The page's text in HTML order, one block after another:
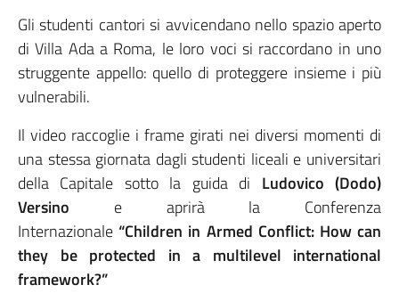
Gli studenti cantori si avvicendano nello spazio aperto
di Villa Ada a Roma, le loro voci si raccordano in uno
struggente appello: quello di proteggere insieme i più
vulnerabili.
Il video raccoglie i frame girati nei diversi momenti di
una stessa giornata dagli studenti liceali e universitari
della Capitale sotto la guida di Ludovico (Dodo)
Versino e aprirà la Conferenza
Internazionale “Children in Armed Conflict: How can
they be protected in a multilevel international
framework?”